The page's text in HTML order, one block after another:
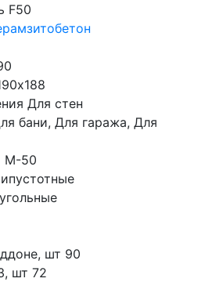
F50
Для стен
бани, Для гаража, Для
М-50
шт 90
шт 72